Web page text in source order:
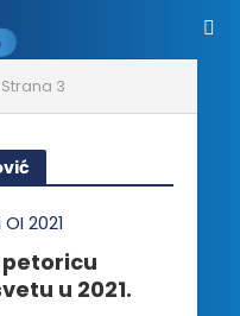
Strana 3
u 2021.